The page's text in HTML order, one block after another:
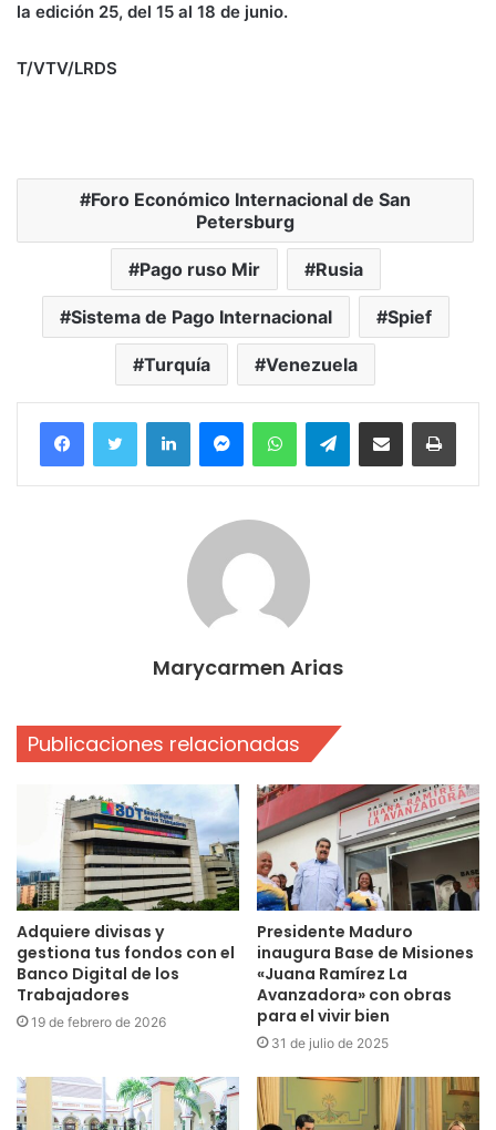
la edición 25, del 15 al 18 de junio.
T/VTV/LRDS
Foro Económico Internacional de San
Petersburg
Pago ruso Mir Rusia
Sistema de Pago Internacional Spief
Turquía Venezuela
FacebookTwitter LinkedInMessengerWhatsAppTelegramCompartir por correo electrónico
Marycarmen Arias
Publicaciones relacionadas
Adquiere divisas y
gestiona tus fondos con el
Banco Digital de los
Trabajadores
19 de febrero de 2026
Presidente Maduro
inaugura Base de Misiones
«Juana Ramírez La
Avanzadora» con obras
para el vivir bien
31 de julio de 2025